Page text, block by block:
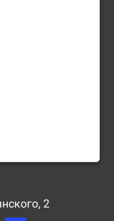
2